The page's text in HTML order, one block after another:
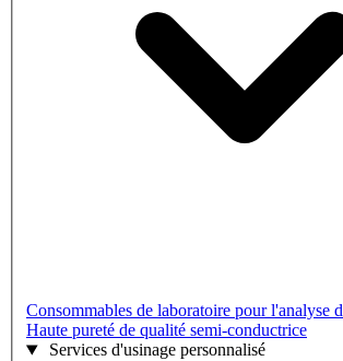
Consommables de laboratoire pour l'analyse
Haute pureté de qualité semi-conductrice
Services d'usinage personnalisé